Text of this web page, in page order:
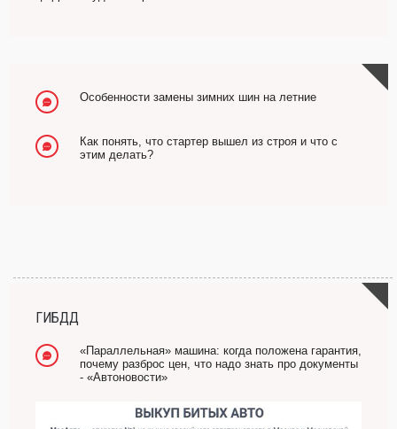
Особенности замены зимних шин на летние
Как понять, что стартер вышел из строя и что с
этим делать?
ГИБДД
«Параллельная» машина: когда положена гарантия,
почему разброс цен, что надо знать про документы
- «Автоновости»